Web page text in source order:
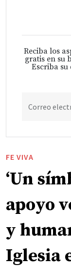
Reciba los
gratis en su
Escriba
Correo
FE VIVA
‘Un
apoyo
y
Iglesia